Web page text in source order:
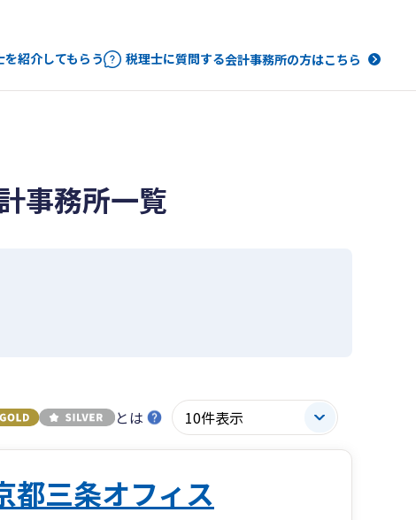
を紹介してもらう 税理士に質問する会計事務所の方はこちら
事務所一覧
とは
三条オフィス